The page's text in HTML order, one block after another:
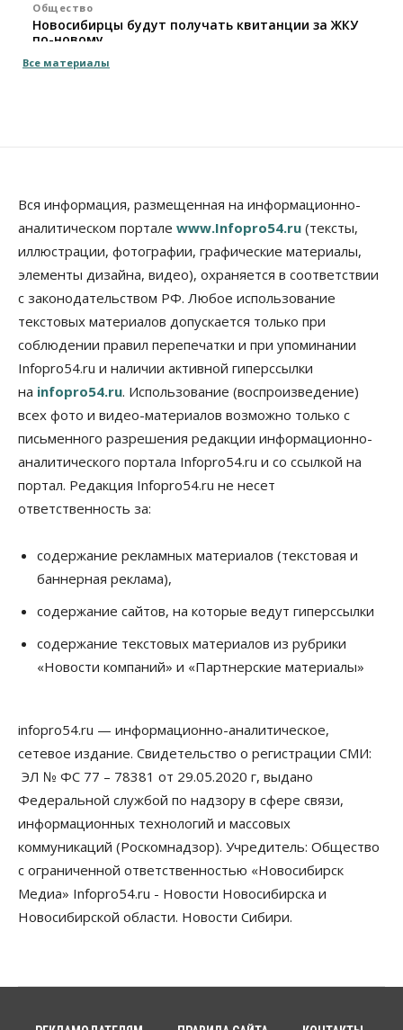
Общество
Новосибирцы будут получать квитанции за ЖКУ
по-новому
08 Августа 2026, 09:00
В Новосибирске прошёл митинг
против нового закона о памятниках
07 Августа 2026, 18:00
Бизнес
В аэропорту Толмачёво завершены работы по
бетонированию рулежных дорожек
07 Августа 2026, 17:00
Бизнес Общество
Новосибирцы стали реже оформлять
дома по упрощенной схеме
07 Августа 2026, 16:00
Общество Право&Порядок
Роспотребнадзор изъял почти полторы тонны
мяса в Новосибирской области
Расходы новосибирцев на спорт выросли на 40%
за полгода
07 Августа 2026, 14:35
07 Августа 2026, 14:00
07 Августа 2026, 13:55
Авто Общество
Треть автовладельцев в Новосибирской области
«поставили машины на прикол»
07 Августа 2026, 13:00
Власть
Школы, библиотеки, пешеходные тротуары:
депутаты Госдумы контролируют работы на
социальных объектах
07 Августа 2026, 12:35
Синоптики рассказали о погоде в Новосибирске
Все материалы
Вся информация, размещенная на информационно-
аналитическом портале www.Infopro54.ru (тексты,
иллюстрации, фотографии, графические материалы,
элементы дизайна, видео), охраняется в соответствии
с законодательством РФ. Любое использование
текстовых материалов допускается только при
соблюдении правил перепечатки и при упоминании
Infopro54.ru и наличии активной гиперссылки
на infopro54.ru. Использование (воспроизведение)
всех фото и видео-материалов возможно только с
письменного разрешения редакции информационно-
аналитического портала Infopro54.ru и со ссылкой на
портал. Редакция Infopro54.ru не несет
ответственность за:
содержание рекламных материалов (текстовая и
баннерная реклама),
содержание сайтов, на которые ведут гиперссылки
содержание текстовых материалов из рубрики
«Новости компаний» и «Партнерские материалы»
infopro54.ru — информационно-аналитическое,
сетевое издание. Свидетельство о регистрации СМИ:
ЭЛ № ФС 77 – 78381 от 29.05.2020 г, выдано
Федеральной службой по надзору в сфере связи,
информационных технологий и массовых
коммуникаций (Роскомнадзор). Учредитель: Общество
с ограниченной ответственностью «Новосибирск
Медиа» Infopro54.ru - Новости Новосибирска и
Новосибирской области. Новости Сибири.